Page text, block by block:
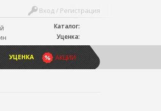
Каталог:
Уценка:
Вход / Регистрация
АКЦИИ
УЦЕНКА